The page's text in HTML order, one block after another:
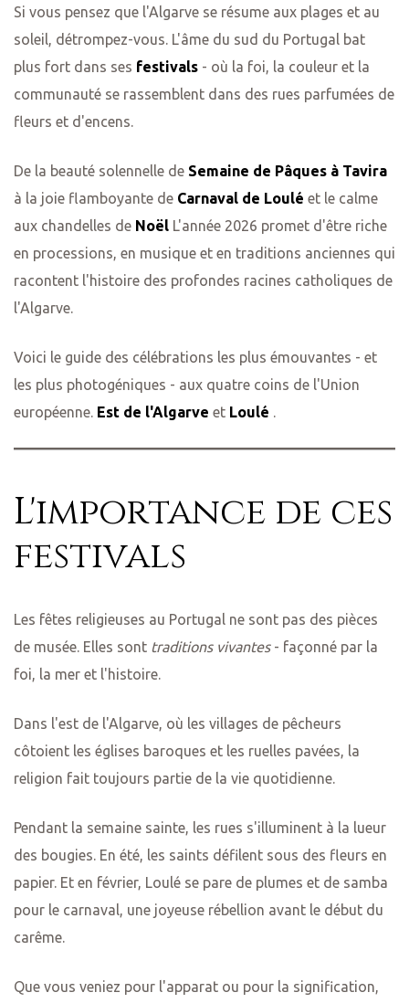
Si vous pensez que l'Algarve se résume aux plages et au
soleil, détrompez-vous. L'âme du sud du Portugal bat
plus fort dans ses festivals - où la foi, la couleur et la
communauté se rassemblent dans des rues parfumées de
fleurs et d'encens.
De la beauté solennelle de Semaine de Pâques à Tavira
à la joie flamboyante de Carnaval de Loulé et le calme
aux chandelles de Noël L'année 2026 promet d'être riche
en processions, en musique et en traditions anciennes qui
racontent l'histoire des profondes racines catholiques de
l'Algarve.
Voici le guide des célébrations les plus émouvantes - et
les plus photogéniques - aux quatre coins de l'Union
européenne. Est de l'Algarve et Loulé .
L'importance de ces
festivals
Les fêtes religieuses au Portugal ne sont pas des pièces
de musée. Elles sont traditions vivantes- façonné par la
foi, la mer et l'histoire.
Dans l'est de l'Algarve, où les villages de pêcheurs
côtoient les églises baroques et les ruelles pavées, la
religion fait toujours partie de la vie quotidienne.
Pendant la semaine sainte, les rues s'illuminent à la lueur
des bougies. En été, les saints défilent sous des fleurs en
papier. Et en février, Loulé se pare de plumes et de samba
pour le carnaval, une joyeuse rébellion avant le début du
carême.
Que vous veniez pour l'apparat ou pour la signification,